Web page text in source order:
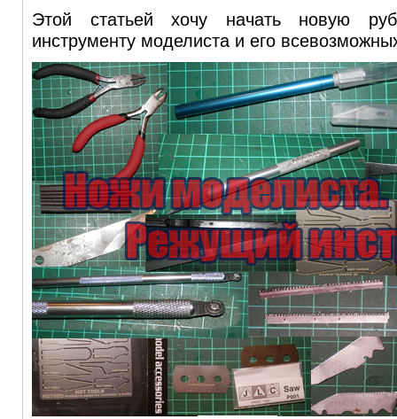
Этой статьей хочу начать новую
инструменту моделиста и его